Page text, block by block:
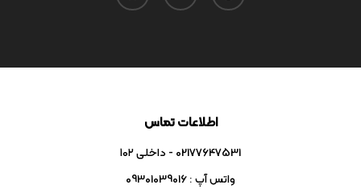
اطلاعات تماس
02177647531 - داخلی ۱۰۲
واتس آپ : 09301039016